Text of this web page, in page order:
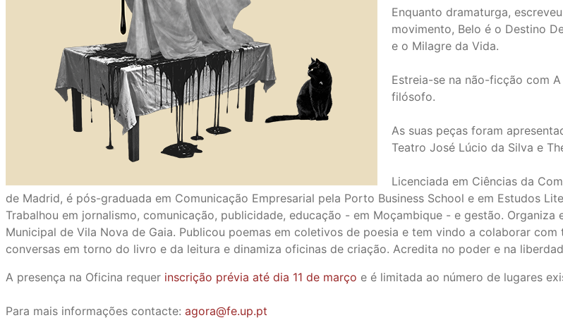
Enquanto dramaturga,
movimento, Belo é o Destino
e o Milagre da Vida.
Estreia-se na não-ficção com
filósofo.
As suas peças foram
Teatro José Lúcio da Silva e
Licenciada em Ciências da
de Madrid, é pós-graduada em Comunicação Empresarial pela Porto Business School e em Estudos
Trabalhou em jornalismo, comunicação, publicidade, educação - em Moçambique - e gestão.
Municipal de Vila Nova de Gaia. Publicou poemas em coletivos de poesia e tem vindo a colaborar
conversas em torno do livro e da leitura e dinamiza oficinas de criação. Acredita no poder e na
A presença na Oficina requer inscrição prévia até dia 11 de março e é limitada ao número de lugares
Para mais informações contacte: agora@fe.up.pt